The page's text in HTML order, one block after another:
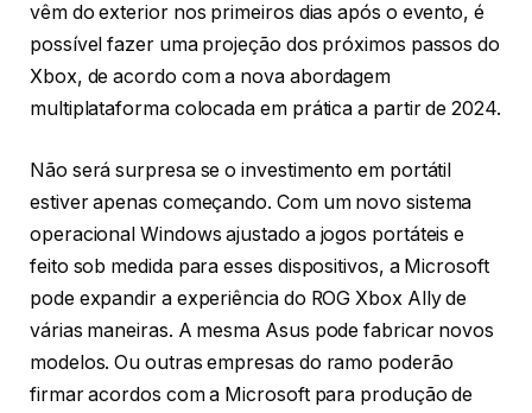
vêm do exterior nos primeiros dias após o evento, é
possível fazer uma projeção dos próximos passos do
Xbox, de acordo com a nova abordagem
multiplataforma colocada em prática a partir de 2024.
Não será surpresa se o investimento em portátil
estiver apenas começando. Com um novo sistema
operacional Windows ajustado a jogos portáteis e
feito sob medida para esses dispositivos, a Microsoft
pode expandir a experiência do ROG Xbox Ally de
várias maneiras. A mesma Asus pode fabricar novos
modelos. Ou outras empresas do ramo poderão
firmar acordos com a Microsoft para produção de